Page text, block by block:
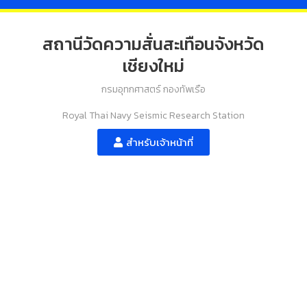
สถานีวัดความสั่นสะเทือนจังหวัด
เชียงใหม่
กรมอุทกศาสตร์ กองทัพเรือ
Royal Thai Navy Seismic Research Station
สำหรับเจ้าหน้าที่